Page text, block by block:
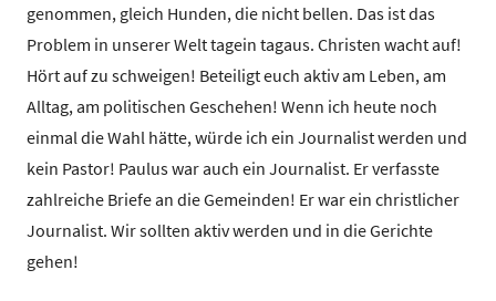
genommen, gleich Hunden, die nicht bellen. Das ist das
Problem in unserer Welt tagein tagaus. Christen wacht auf!
Hört auf zu schweigen! Beteiligt euch aktiv am Leben, am
Alltag, am politischen Geschehen! Wenn ich heute noch
einmal die Wahl hätte, würde ich ein Journalist werden und
kein Pastor! Paulus war auch ein Journalist. Er verfasste
zahlreiche Briefe an die Gemeinden! Er war ein christlicher
Journalist. Wir sollten aktiv werden und in die Gerichte
gehen!